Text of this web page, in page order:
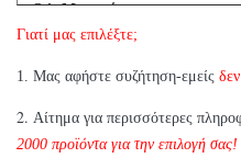
Q4: Μπορούμενα
εξετάζει εάν έχουμε το
Γιατί μας επιλέξτε;
1. Μας αφήστε συζήτηση-εμείς
2. Αίτημα για περισσότερες
2000 προϊόντα για την επιλογή σας!